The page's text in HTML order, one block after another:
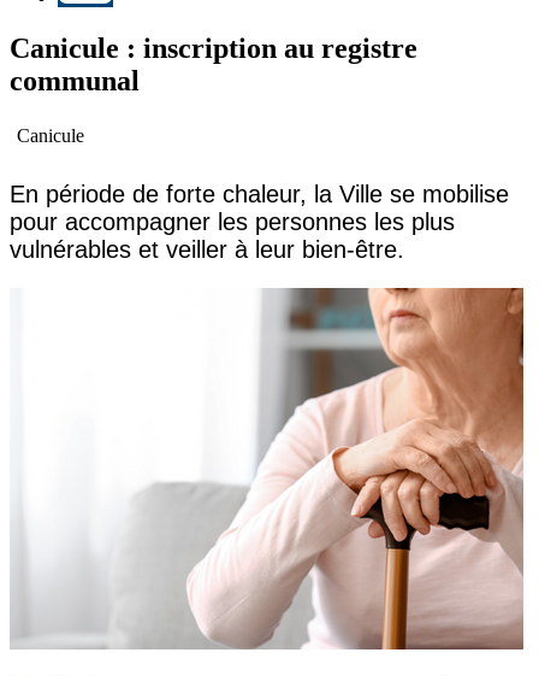
Canicule : inscription au registre
communal
Canicule
En période de forte chaleur, la Ville se mobilise
pour accompagner les personnes les plus
vulnérables et veiller à leur bien-être.